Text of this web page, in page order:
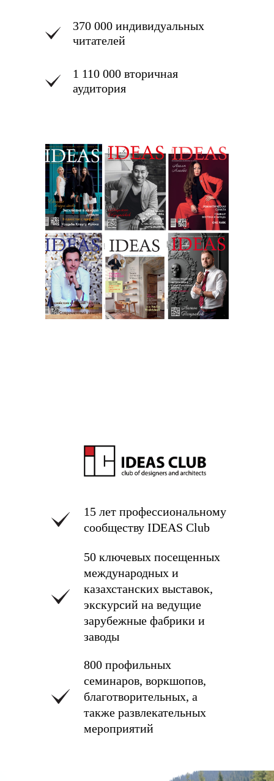
370 000 индивидуальных
читателей
1 110 000 вторичная
аудитория
15 лет профессиональному
сообществу IDEAS Club
50 ключевых посещенных
международных и
казахстанских выставок,
экскурсий на ведущие
зарубежные фабрики и
заводы
800 профильных
семинаров, воркшопов,
благотворительных, а
также развлекательных
мероприятий